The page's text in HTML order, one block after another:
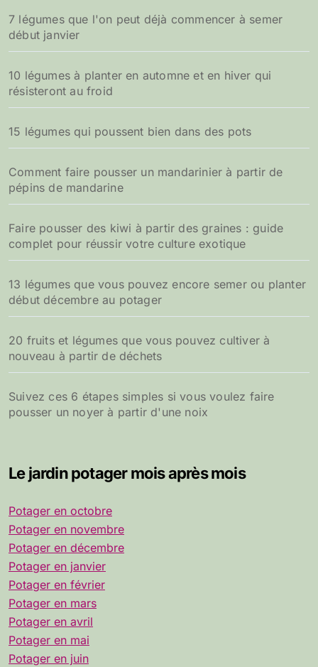
7 légumes que l'on peut déjà commencer à semer
début janvier
10 légumes à planter en automne et en hiver qui
résisteront au froid
15 légumes qui poussent bien dans des pots
Comment faire pousser un mandarinier à partir de
pépins de mandarine
Faire pousser des kiwi à partir des graines : guide
complet pour réussir votre culture exotique
13 légumes que vous pouvez encore semer ou planter
début décembre au potager
20 fruits et légumes que vous pouvez cultiver à
nouveau à partir de déchets
Suivez ces 6 étapes simples si vous voulez faire
pousser un noyer à partir d'une noix
Le jardin potager mois après mois
Potager en octobre
Potager en novembre
Potager en décembre
Potager en janvier
Potager en février
Potager en mars
Potager en avril
Potager en mai
Potager en juin